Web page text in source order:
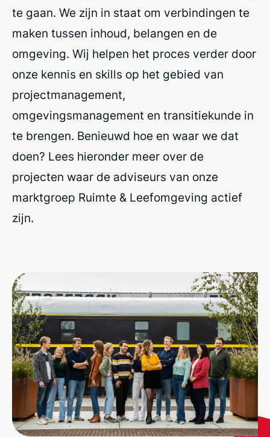
te gaan. We zijn in staat om verbindingen te
maken tussen inhoud, belangen en de
omgeving. Wij helpen het proces verder door
onze kennis en skills op het gebied van
projectmanagement,
omgevingsmanagement en transitiekunde in
te brengen. Benieuwd hoe en waar we dat
doen? Lees hieronder meer over de
projecten waar de adviseurs van onze
marktgroep Ruimte & Leefomgeving actief
zijn.